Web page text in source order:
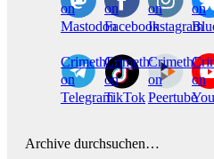
on
Mastodon
on
Facebook
on
Instagram
on
CrimethInc.
on
Telegram
Crimethinc.
on
TikTok
CrimethInc.
on
Peertube
on
Archive durchsuchen…